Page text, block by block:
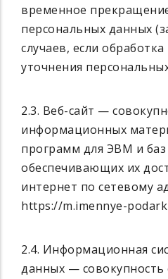
временное
персональных данных
случаев, если
уточнения
2.3. Веб-сайт —
информационных
программ для ЭВМ и
обеспечивающих их
интернет по сетевому
https://m.imennye-
2.4. Информационная
данных — совокупность